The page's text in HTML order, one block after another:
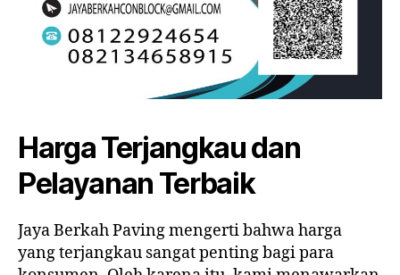
Harga Terjangkau dan
Pelayanan Terbaik
Jaya Berkah Paving mengerti bahwa harga
yang terjangkau sangat penting bagi para